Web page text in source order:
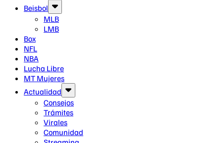
Beisbol
MLB
LMB
Box
NFL
NBA
Lucha Libre
MT Mujeres
Actualidad
Consejos
Trámites
Virales
Comunidad